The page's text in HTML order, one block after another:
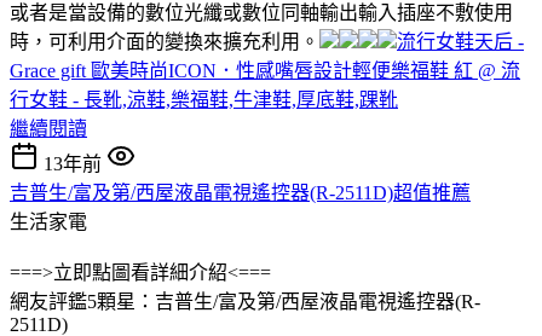
或者是當設備的數位光纖或數位同軸輸出輸入插座不敷使用
時，可利用介面的變換來擴充利用。
流行女鞋天后 -
Grace gift 歐美時尚ICON．性感嘴唇設計輕便樂福鞋 紅 @ 流
行女鞋 - 長靴,涼鞋,樂福鞋,牛津鞋,厚底鞋,踝靴
繼續閱讀
13年前
吉普生/富及第/西屋液晶電視遙控器(R-2511D)超值推薦
生活家電
===>立即點圖看詳細介紹<===
網友評鑑5顆星：吉普生/富及第/西屋液晶電視遙控器(R-
2511D)